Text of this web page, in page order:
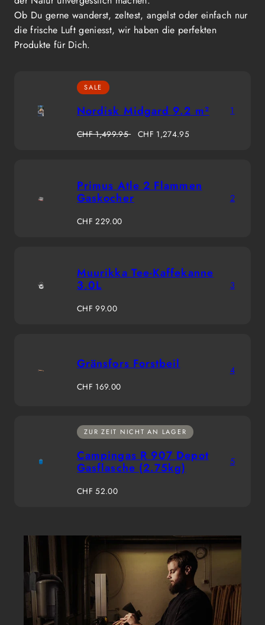
Ob Du gerne wanderst, zeltest, angelst oder einfach nur
die frische Luft geniesst, wir haben die perfekten
Produkte für Dich.
SALE
Nordisk Midgard 9.2 m²
Regulärer
CHF 1,499.95 Verkaufspreis
CHF 1,274.95
1
Primus Atle 2 Flammen
Gaskocher
Regulärer
CHF 229.00
2
Muurikka Tee-Kaffekanne
3.0L
Regulärer
CHF 99.00
3
Gränsfors Forstbeil
Regulärer
CHF 169.00
4
ZUR ZEIT NICHT AN LAGER
Campingas R 907 Depot
Gasflasche (2.75kg)
Regulärer
CHF 52.00
5